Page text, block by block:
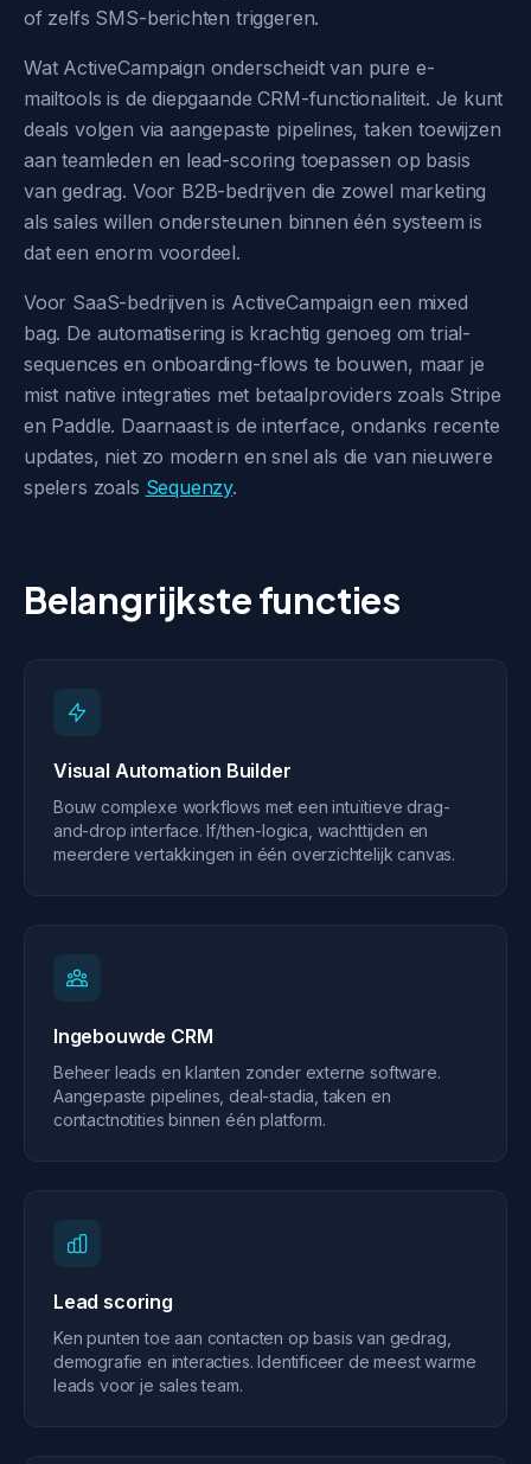
of zelfs SMS-berichten triggeren.
Wat ActiveCampaign onderscheidt van pure e-
mailtools is de diepgaande CRM-functionaliteit. Je kunt
deals volgen via aangepaste pipelines, taken toewijzen
aan teamleden en lead-scoring toepassen op basis
van gedrag. Voor B2B-bedrijven die zowel marketing
als sales willen ondersteunen binnen één systeem is
dat een enorm voordeel.
Voor SaaS-bedrijven is ActiveCampaign een mixed
bag. De automatisering is krachtig genoeg om trial-
sequences en onboarding-flows te bouwen, maar je
mist native integraties met betaalproviders zoals Stripe
en Paddle. Daarnaast is de interface, ondanks recente
updates, niet zo modern en snel als die van nieuwere
spelers zoals Sequenzy.
Belangrijkste functies
Visual Automation Builder
Bouw complexe workflows met een intuïtieve drag-
and-drop interface. If/then-logica, wachttijden en
meerdere vertakkingen in één overzichtelijk canvas.
Ingebouwde CRM
Beheer leads en klanten zonder externe software.
Aangepaste pipelines, deal-stadia, taken en
contactnotities binnen één platform.
Lead scoring
Ken punten toe aan contacten op basis van gedrag,
demografie en interacties. Identificeer de meest warme
leads voor je sales team.